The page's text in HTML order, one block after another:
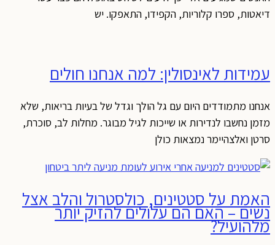
דיאטות, ספרו קלוריות, הקפידו, התאפקו. יש
עמידות לאינסולין: למה אנחנו חולים
אנחנו מתמודדים היום עם גל הולך וגדל של בעיות בריאות, שלא
מזמן נחשבו לנדירות או שייכות לגיל מבוגר. מחלות לב, סוכרת,
סרטן ואלצהיימר נמצאות כולן
האמת על סטטינים, כולסטרול והלב אצל
נשים – האם הם עלולים להזיק יותר
מלהועיל?